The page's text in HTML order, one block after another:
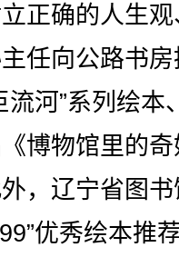
正确的人生
任向公路书
流河”系列绘本
博物馆里的
，辽宁省图
优秀绘本推